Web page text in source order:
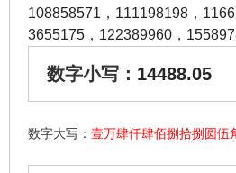
108858571 ， 111198198 ，
3655175 ， 122389960 ，
数字小写： 14488.05
数字大写： 壹万肆仟肆佰捌拾捌圆伍